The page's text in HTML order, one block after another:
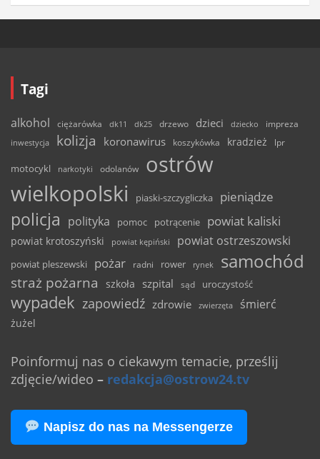
Tagi
alkohol ciężarówka dk11 dk25 drzewo dzieci dziecko
impreza
inwestycja
kolizja koronawirus koszykówka kradzież lpr
motocykl narkotyki odolanów
ostrów
wielkopolski
piaski-szczygliczka pieniądze
policja polityka pomoc potrącenie powiat kaliski
powiat krotoszyński powiat kępiński powiat ostrzeszowski
powiat pleszewski pożar radni rower rynek samochód
straż pożarna szkoła szpital sąd uroczystość
wypadek zapowiedź zdrowie zwierzęta śmierć
żużel
Poinformuj nas o ciekawym temacie, prześlij
zdjęcie/wideo – redakcja@ostrow24.tv
Napisz do nas na Messengerze